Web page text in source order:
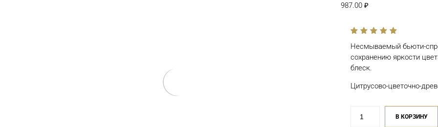
987.00₽
of
Несмываемый бьюти-
сохранению яркости
блеск.
Цитрусово-цветочно-
товара
В КОРЗИНУ